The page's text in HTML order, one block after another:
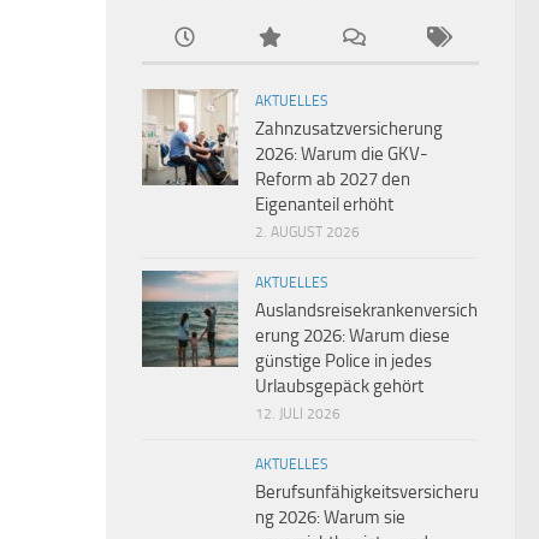
AKTUELLES
Zahnzusatzversicherung
2026: Warum die GKV-
Reform ab 2027 den
Eigenanteil erhöht
2. AUGUST 2026
AKTUELLES
Auslandsreisekrankenversich
erung 2026: Warum diese
günstige Police in jedes
Urlaubsgepäck gehört
12. JULI 2026
AKTUELLES
Berufsunfähigkeitsversicheru
ng 2026: Warum sie